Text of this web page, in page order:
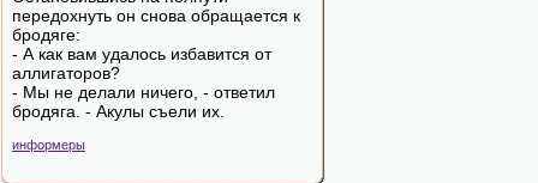
передохнуть он снова обращается к
бродяге:
- А как вам удалось избавится от
аллигаторов?
- Мы не делали ничего, - ответил
бродяга. - Акулы съели их.
информеры